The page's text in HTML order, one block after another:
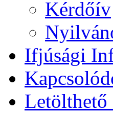
Kérdőív
Ifjúsági
Letölthető